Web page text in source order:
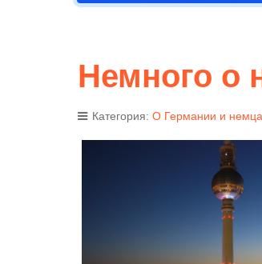
Немного о
Категория: О Германии и